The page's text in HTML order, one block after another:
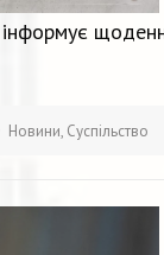
Новини, Суспільство